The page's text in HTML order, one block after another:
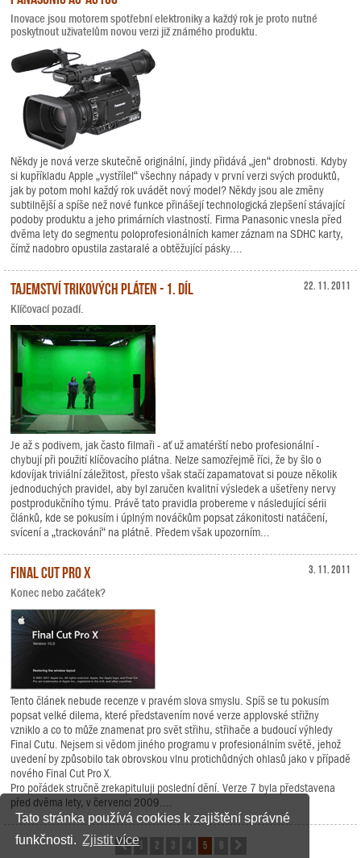
Tato stránka používá cookies k zajištění správné
funkčnosti. Zjistit více
Inovace jsou motorem spotřební elektroniky a každý rok je proto nutné
poskytnout uživatelům novou verzi již známého produktu.
Někdy je nová verze skutečně originální, jindy přidává „jen“ drobnosti. Kdyby
si kupříkladu Apple „vystřílel“ všechny nápady v první verzi svých produktů,
jak by potom mohl každý rok uvádět nový model? Někdy jsou ale změny
subtilnější a spíše než nové funkce přinášejí technologická zlepšení stávající
podoby produktu a jeho primárních vlastností. Firma Panasonic vnesla před
dvěma lety do segmentu poloprofesionálních kamer záznam na SDHC karty,
čímž nadobro opustila zastaralé a obtěžující pásky....
22. 11. 2011
Tajemství trikových pláten - 1. díl
Klíčovací pozadí.
Je až s podivem, jak často filmaři - ať už amatérští nebo profesionální -
chybují při použití klíčovacího plátna. Nelze samozřejmě říci, že by šlo o
kdovíjak triviální záležitost, přesto však stačí zapamatovat si pouze několik
jednoduchých pravidel, aby byl zaručen kvalitní výsledek a ušetřeny nervy
postprodukčního týmu. Právě tato pravidla probereme v následující sérii
článků, kde se pokusím i úplným nováčkům popsat zákonitosti natáčení,
svícení a „trackování“ na plátně. Předem však upozorním...
3. 11. 2011
Final Cut Pro X
Konec nebo začátek?
Tento článek nebude recenze v pravém slova smyslu. Spíš se tu pokusím
popsat velké dilema, které představením nové verze applovské střižny
vzniklo a co to může znamenat pro svět střihu, střihače a budoucí výhledy
Final Cutu. Nejsem si vědom jiného programu v profesionálním světě, jehož
uvedení by způsobilo tak obrovskou vlnu protichůdných ohlasů jako v případě
nového Final Cut Pro X.
Pro pořádek stručně zrekapituluji poslední dění. Verze 7 byla představena
před dvěma lety, v červenci 2009....
Předchozí
1 2 3 4 5 6